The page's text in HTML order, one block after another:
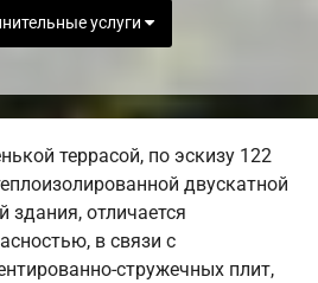
услуги
террасой, по эскизу 122
двускатной
здания, отличается
в связи с
стружечных плит,